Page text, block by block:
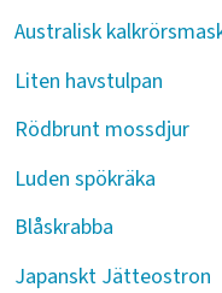
Australisk
Liten havstulpan
Rödbrunt mossdjur
Luden spökräka
Blåskrabba
Japanskt Jätteostron